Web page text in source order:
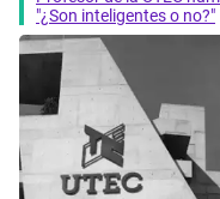
"¿Son inteligentes o no?"